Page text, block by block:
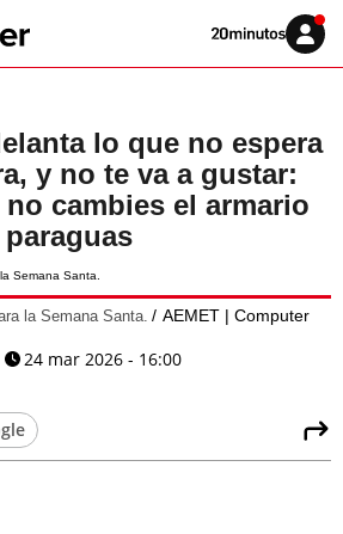
Volver
Iniciar
sesión
lo que no espera
y no te va a gustar:
cambies el armario
la Semana Santa.
AEMET | Computer
24 mar 2026 - 16:00